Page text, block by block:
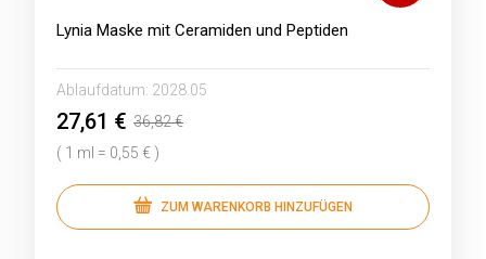
Lynia Maske mit Ceramiden und Peptiden
Ablaufdatum: 2028.05
27,61 € 36,82 €
( 1 ml = 0,55 € )
ZUM WARENKORB HINZUFÜGEN